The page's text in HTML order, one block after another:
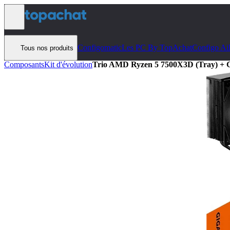
Aller au contenu
Tous nos produits ConfigomaticLes PC By TopAchatConfigo Ai
ComposantsKit d'évolutionTrio AMD Ryzen 5 7500X3D (Tray)